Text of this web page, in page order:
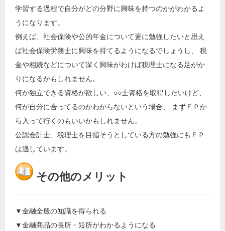
学習する過程で自分がどの分野に興味を持つのかがわかるよ
うになります。
例えば、社会保険や公的年金について更に勉強したいと思え
ば社会保険労務士に興味を持てるようになるでしょうし、 税
金や相続などについて深く興味がわけば税理士になる足がか
りになるかもしれません。
何か独立できる資格が欲しい、○○士資格を取得したいけど、
何が自分に合ってるのかわからないという場合、 まずＦＰか
ら入って行くのもいいかもしれません。
公認会計士、税理士を目指そうとしている方の勉強にもＦＰ
は適しています。
その他のメリット
▼金融全般の知識を得られる
▼金融商品の長所・短所がわかるようになる